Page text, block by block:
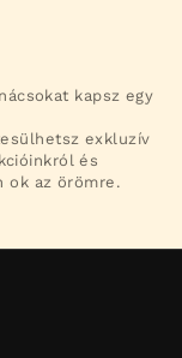
kapsz egy
exkluzív
és
ok az örömre.